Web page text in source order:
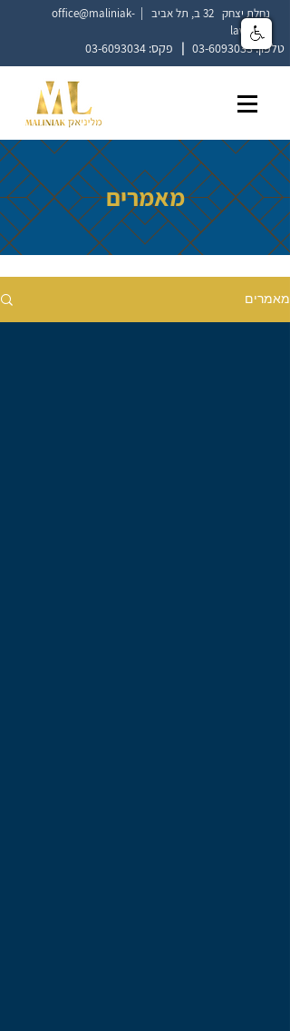
נחלת יצחק 32 ב, תל אביב |
office@maliniak-
law.co.il
טלפון:03-6093033
| פקס: 03-6093034
מאמרים
מאמרים